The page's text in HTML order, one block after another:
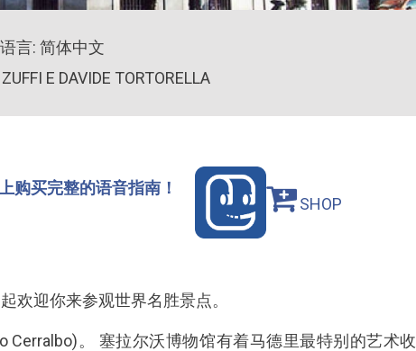
言: 简体中文
E DAVIDE TORTORELLA
购买完整的语音指南！
SHOP
欢迎你来参观世界名胜景点。
。 塞拉尔沃博物馆有着马德里最特别的艺术收